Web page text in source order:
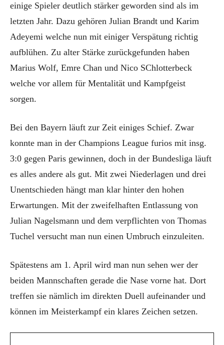
einige Spieler deutlich stärker geworden sind als im
letzten Jahr. Dazu gehören Julian Brandt und Karim
Adeyemi welche nun mit einiger Verspätung richtig
aufblühen. Zu alter Stärke zurückgefunden haben
Marius Wolf, Emre Chan und Nico SChlotterbeck
welche vor allem für Mentalität und Kampfgeist
sorgen.
Bei den Bayern läuft zur Zeit einiges Schief. Zwar
konnte man in der Champions League furios mit insg.
3:0 gegen Paris gewinnen, doch in der Bundesliga läuft
es alles andere als gut. Mit zwei Niederlagen und drei
Unentschieden hängt man klar hinter den hohen
Erwartungen. Mit der zweifelhaften Entlassung von
Julian Nagelsmann und dem verpflichten von Thomas
Tuchel versucht man nun einen Umbruch einzuleiten.
Spätestens am 1. April wird man nun sehen wer der
beiden Mannschaften gerade die Nase vorne hat. Dort
treffen sie nämlich im direkten Duell aufeinander und
können im Meisterkampf ein klares Zeichen setzen.